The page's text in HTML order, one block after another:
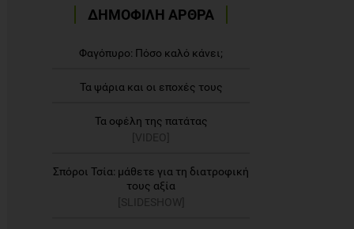
ΔΗΜΟΦΙΛΗ ΑΡΘΡΑ
Φαγόπυρο: Πόσο καλό κάνει;
Τα ψάρια και οι εποχές τους
Τα οφέλη της πατάτας
[VIDEO]
Σπόροι Τσία: μάθετε για τη διατροφική
τους αξία
[SLIDESHOW]